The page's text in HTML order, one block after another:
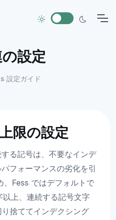
設定
設定ガイド
限の設定
る記号は、不要なインデ
フォーマンスの劣化を引
、Fess ではデフォルトで
上、連続する記号文字
捨ててインデクシング